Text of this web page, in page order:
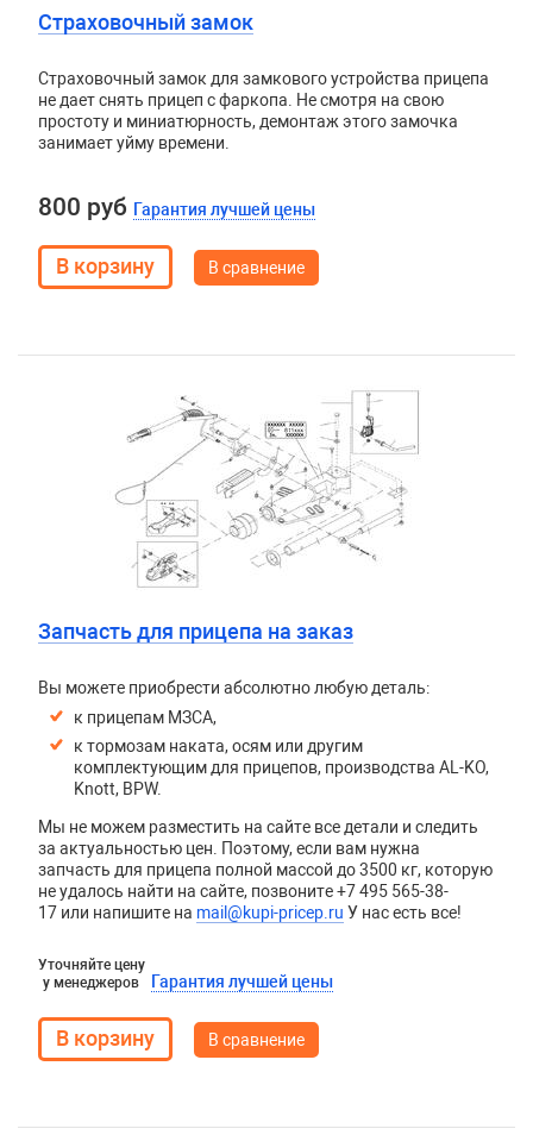
Страховочный замок
Страховочный замок для замкового устройства прицепа
не дает снять прицеп с фаркопа. Не смотря на свою
простоту и миниатюрность, демонтаж этого замочка
занимает уйму времени.
800 руб Гарантия лучшей цены
В сравнение
Запчасть для прицепа на заказ
Вы можете приобрести абсолютно любую деталь:
к прицепам МЗСА,
к тормозам наката, осям или другим
комплектующим для прицепов, производства AL-KO,
Knott, BPW.
Мы не можем разместить на сайте все детали и следить
за актуальностью цен. Поэтому, если вам нужна
запчасть для прицепа полной массой до 3500 кг, которую
не удалось найти на сайте, позвоните +7 495 565-38-
17 или напишите на mail@kupi-pricep.ru У нас есть все!
Уточняйте цену
у менеджеров
Гарантия лучшей цены
В сравнение